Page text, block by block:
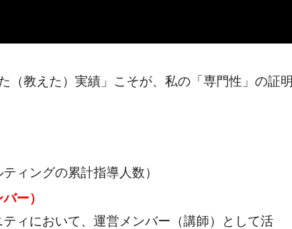
（教えた）実績」こそが、私の「専門性」の証明
ィングの累計指導人数）
ー）
ィにおいて、運営メンバー（講師）として活